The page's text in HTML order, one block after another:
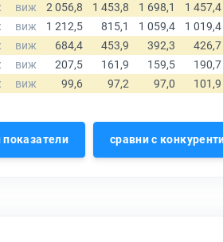
сравни с